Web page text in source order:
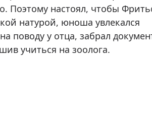
Поэтому настоял, чтобы
натурой, юноша увлекался
поводу у отца, забрал
учиться на зоолога.